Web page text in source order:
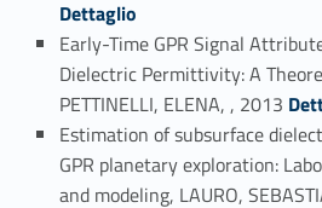
Dettaglio
Early-Time GPR Signal
Dielectric Permittivity: A
PETTINELLI, ELENA, , 2013 Link identifier #identifier_person_116260-45
Estimation of subsurface
GPR planetary exploration:
and modeling, LAURO,